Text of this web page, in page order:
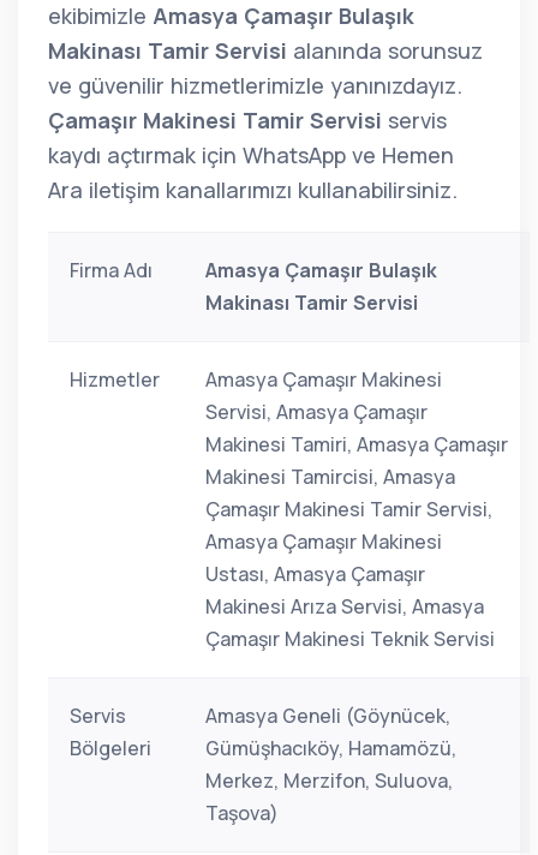
ekibimizle Amasya Çamaşır Bulaşık
Makinası Tamir Servisi alanında sorunsuz
ve güvenilir hizmetlerimizle yanınızdayız.
Çamaşır Makinesi Tamir Servisi servis
kaydı açtırmak için WhatsApp ve Hemen
Ara iletişim kanallarımızı kullanabilirsiniz.
Firma Adı
Amasya Çamaşır Bulaşık
Makinası Tamir Servisi
Hizmetler
Amasya Çamaşır Makinesi
Servisi, Amasya Çamaşır
Makinesi Tamiri, Amasya Çamaşır
Makinesi Tamircisi, Amasya
Çamaşır Makinesi Tamir Servisi,
Amasya Çamaşır Makinesi
Ustası, Amasya Çamaşır
Makinesi Arıza Servisi, Amasya
Çamaşır Makinesi Teknik Servisi
Servis
Bölgeleri
Amasya Geneli (Göynücek,
Gümüşhacıköy, Hamamözü,
Merkez, Merzifon, Suluova,
Taşova)